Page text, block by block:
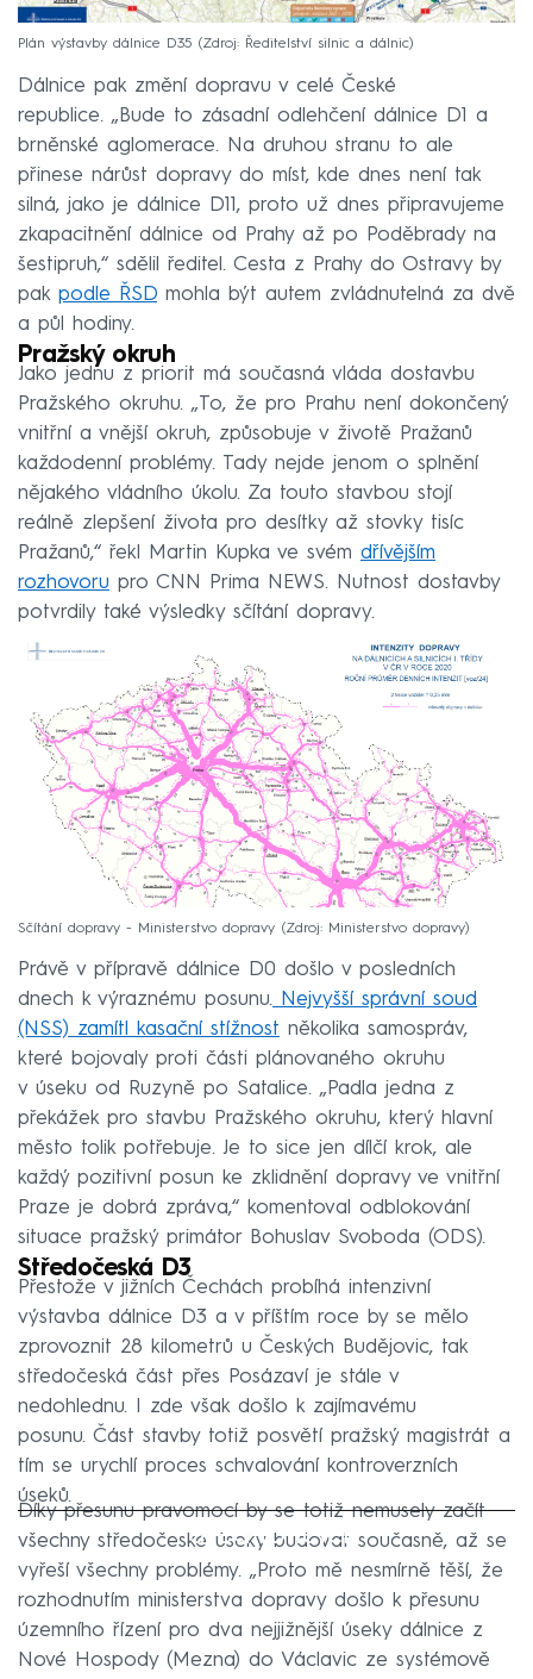
Plán výstavby dálnice D35 Zdroj: Ředitelství silnic a dálnic
Dálnice pak změní dopravu v celé České
republice. „Bude to zásadní odlehčení dálnice D1 a
brněnské aglomerace. Na druhou stranu to ale
přinese nárůst dopravy do míst, kde dnes není tak
silná, jako je dálnice D11, proto už dnes připravujeme
zkapacitnění dálnice od Prahy až po Poděbrady na
šestipruh,“ sdělil ředitel. Cesta z Prahy do Ostravy by
pak podle ŘSD mohla být autem zvládnutelná za dvě
a půl hodiny.
Pražský okruh
Jako jednu z priorit má současná vláda dostavbu
Pražského okruhu. „To, že pro Prahu není dokončený
vnitřní a vnější okruh, způsobuje v životě Pražanů
každodenní problémy. Tady nejde jenom o splnění
nějakého vládního úkolu. Za touto stavbou stojí
reálně zlepšení života pro desítky až stovky tisíc
Pražanů,“ řekl Martin Kupka ve svém dřívějším
rozhovoru pro CNN Prima NEWS. Nutnost dostavby
potvrdily také výsledky sčítání dopravy.
Sčítání dopravy - Ministerstvo dopravy Zdroj: Ministerstvo dopravy
Právě v přípravě dálnice D0 došlo v posledních
dnech k výraznému posunu. Nejvyšší správní soud
(NSS) zamítl kasační stížnost několika samospráv,
které bojovaly proti části plánovaného okruhu
v úseku od Ruzyně po Satalice. „Padla jedna z
překážek pro stavbu Pražského okruhu, který hlavní
město tolik potřebuje. Je to sice jen dílčí krok, ale
každý pozitivní posun ke zklidnění dopravy ve vnitřní
Praze je dobrá zpráva,“ komentoval odblokování
situace pražský primátor Bohuslav Svoboda (ODS).
Středočeská D3
Přestože v jižních Čechách probíhá intenzivní
výstavba dálnice D3 a v příštím roce by se mělo
zprovoznit 28 kilometrů u Českých Budějovic, tak
středočeská část přes Posázaví je stále v
nedohlednu. I zde však došlo k zajímavému
posunu. Část stavby totiž posvětí pražský magistrát a
tím se urychlí proces schvalování kontroverzních
úseků.
Failed to fetch
Díky přesunu pravomocí by se totiž nemusely začít
všechny středočeské úseky budovat současně, až se
vyřeší všechny problémy. „Proto mě nesmírně těší, že
rozhodnutím ministerstva dopravy došlo k přesunu
územního řízení pro dva nejjižnější úseky dálnice z
Nové Hospody (Mezna) do Václavic ze systémově